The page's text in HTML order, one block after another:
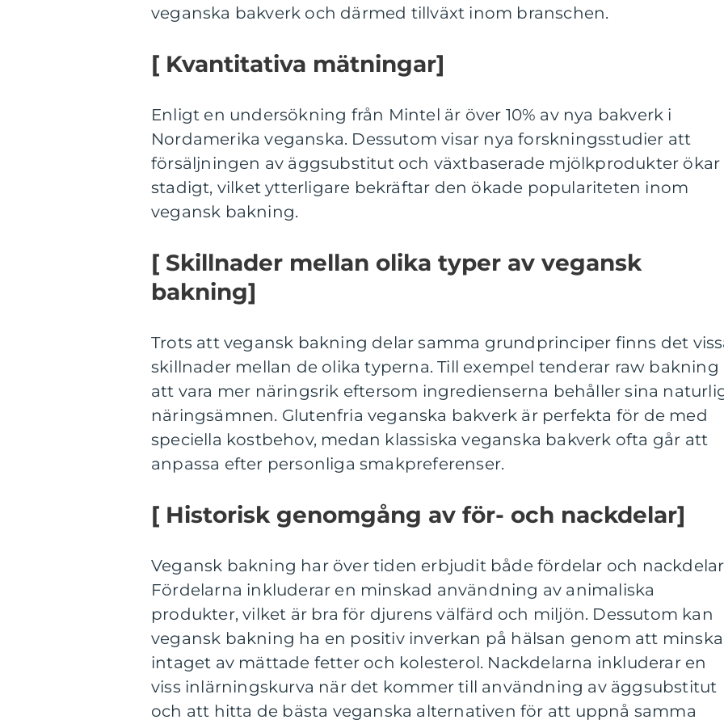
veganska bakverk och därmed tillväxt inom branschen.
[ Kvantitativa mätningar]
Enligt en undersökning från Mintel är över 10% av nya bakverk i
Nordamerika veganska. Dessutom visar nya forskningsstudier att
försäljningen av äggsubstitut och växtbaserade mjölkprodukter ökar
stadigt, vilket ytterligare bekräftar den ökade populariteten inom
vegansk bakning.
[ Skillnader mellan olika typer av vegansk
bakning]
Trots att vegansk bakning delar samma grundprinciper finns det
skillnader mellan de olika typerna. Till exempel tenderar raw bakning
att vara mer näringsrik eftersom ingredienserna behåller sina
näringsämnen. Glutenfria veganska bakverk är perfekta för de med
speciella kostbehov, medan klassiska veganska bakverk ofta går att
anpassa efter personliga smakpreferenser.
[ Historisk genomgång av för- och nackdelar]
Vegansk bakning har över tiden erbjudit både fördelar och
Fördelarna inkluderar en minskad användning av animaliska
produkter, vilket är bra för djurens välfärd och miljön. Dessutom kan
vegansk bakning ha en positiv inverkan på hälsan genom att minska
intaget av mättade fetter och kolesterol. Nackdelarna inkluderar en
viss inlärningskurva när det kommer till användning av äggsubstitut
och att hitta de bästa veganska alternativen för att uppnå samma